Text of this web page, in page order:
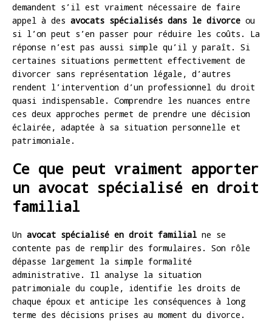
demandent s’il est vraiment nécessaire de faire
appel à des avocats spécialisés dans le divorce ou
si l’on peut s’en passer pour réduire les coûts. La
réponse n’est pas aussi simple qu’il y paraît. Si
certaines situations permettent effectivement de
divorcer sans représentation légale, d’autres
rendent l’intervention d’un professionnel du droit
quasi indispensable. Comprendre les nuances entre
ces deux approches permet de prendre une décision
éclairée, adaptée à sa situation personnelle et
patrimoniale.
Ce que peut vraiment apporter
un avocat spécialisé en droit
familial
Un avocat spécialisé en droit familial ne se
contente pas de remplir des formulaires. Son rôle
dépasse largement la simple formalité
administrative. Il analyse la situation
patrimoniale du couple, identifie les droits de
chaque époux et anticipe les conséquences à long
terme des décisions prises au moment du divorce.